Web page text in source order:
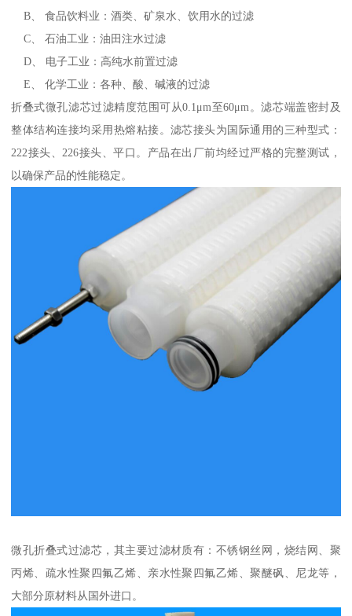
B、 食品饮料业：酒类、矿泉水、饮用水的过滤
C、 石油工业：油田注水过滤
D、 电子工业：高纯水前置过滤
E、 化学工业：各种、酸、碱液的过滤
折叠式微孔滤芯过滤精度范围可从0.1μm至60μm。滤芯端盖密封及
整体结构连接均采用热熔粘接。滤芯接头为国际通用的三种型式：
222接头、226接头、平口。产品在出厂前均经过严格的完整测试，
以确保产品的性能稳定。
微孔折叠式过滤芯，其主要过滤材质有：不锈钢丝网，烧结网、聚
丙烯、疏水性聚四氟乙烯、亲水性聚四氟乙烯、聚醚砜、尼龙等，
大部分原材料从国外进口。